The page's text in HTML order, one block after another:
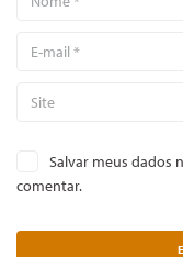
Salvar meus dados
comentar.